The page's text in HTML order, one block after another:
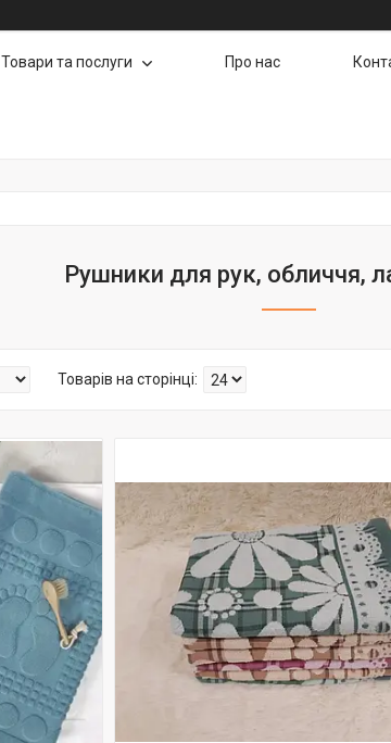
Товари та послуги Про нас
Рушники для рук, обличчя,